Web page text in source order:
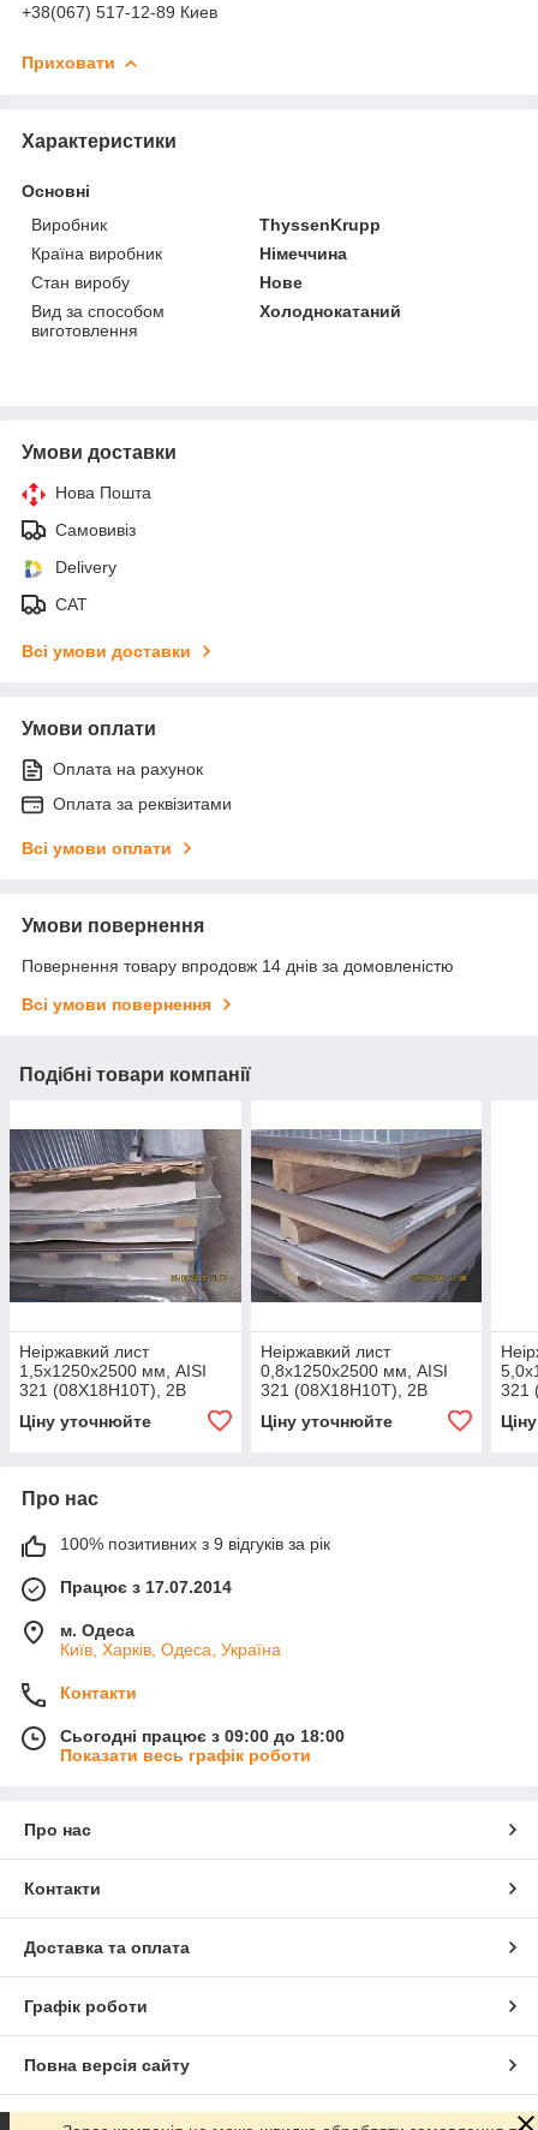
+38(067) 517-12-89 Киев
Приховати
Характеристики
Основні
Виробник
ThyssenKrupp
Країна виробник
Німеччина
Стан виробу
Нове
Вид за способом
виготовлення
Холоднокатаний
Умови доставки
Нова Пошта
Самовивіз
Delivery
САТ
Всі умови доставки
Умови оплати
Оплата на рахунок
Оплата за реквізитами
Всі умови оплати
Умови повернення
Повернення товару впродовж 14 днів за домовленістю
Всі умови повернення
Подібні товари компанії
Неіржавкий лист
1,5х1250х2500 мм, AISI
321 (08X18H10Т), 2В
Ціну уточнюйте
Неіржавкий лист
0,8х1250х2500 мм, AISI
321 (08X18H10Т), 2В
Ціну уточнюйте
321
Про нас
100% позитивних з 9 відгуків за рік
Працює з 17.07.2014
м. Одеса
Київ, Харків, Одеса, Україна
Контакти
Сьогодні працює з 09:00 до 18:00
Показати весь графік роботи
Про нас
Контакти
Доставка та оплата
Графік роботи
Повна версія сайту
Сайт створено на маркетплейсіProm.ua